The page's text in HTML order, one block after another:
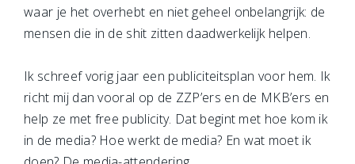
waar je het overhebt en niet geheel onbelangrijk: de
mensen die in de shit zitten daadwerkelijk helpen.
Ik schreef vorig jaar een publiciteitsplan voor hem. Ik
richt mij dan vooral op de ZZP’ers en de MKB’ers en
help ze met free publicity. Dat begint met hoe kom ik
in de media? Hoe werkt de media? En wat moet ik